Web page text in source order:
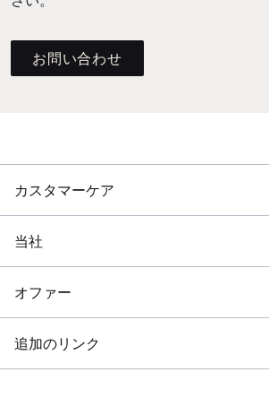
お問い合わせ
カスタマーケア
当社
オファー
追加のリンク